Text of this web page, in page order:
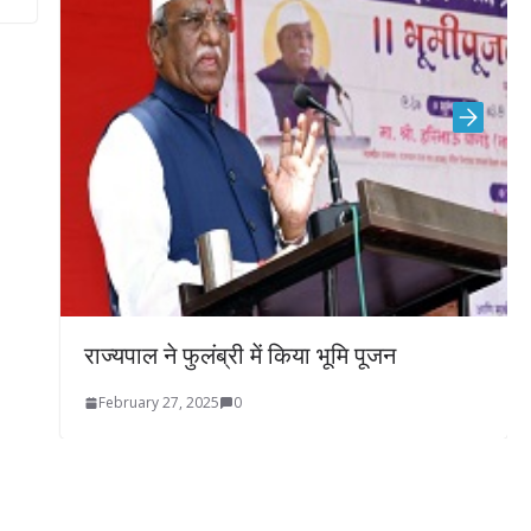
ने फुलंब्री में किया भूमि पूजन
February 27, 2025 0